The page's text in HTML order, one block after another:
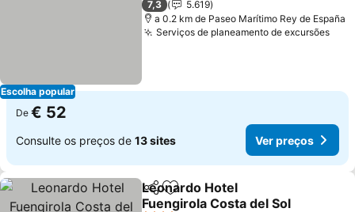
Escolha popular
7,3
5.619
a 0.2 km de Paseo Marítimo Rey de España
Serviços de planeamento de excursões
De € 52
Consulte os preços de 13 sites Ver preços
PartilharAdicionar aos favoritos
Leonardo Hotel
Fuengirola Costa del Sol